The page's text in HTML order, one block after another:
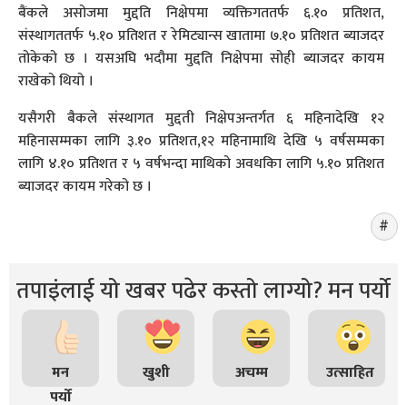
संवाद
बैंकले असोजमा मुद्दति निक्षेपमा व्यक्तिगततर्फ ६.१० प्रतिशत,
संस्थागततर्फ ५.१० प्रतिशत र रेमिट्यान्स खातामा ७.१० प्रतिशत ब्याजदर
तोकेको छ । यसअघि भदौमा मुद्दति निक्षेपमा सोही ब्याजदर कायम
राखेको थियो ।
यसैगरी बैकले संंस्थागत मुद्दती निक्षेपअन्तर्गत ६ महिनादेखि १२
महिनासम्मका लागि ३.१० प्रतिशत,१२ महिनामाथि देखि ५ वर्षसम्मका
लागि ४.१० प्रतिशत र ५ वर्षभन्दा माथिको अवधकिा लागि ५.१० प्रतिशत
ब्याजदर कायम गरेको छ ।
तपाइंलाई यो खबर पढेर कस्तो लाग्यो? मन पर्यो
मन
पर्यो
खुशी अचम्म उत्साहित